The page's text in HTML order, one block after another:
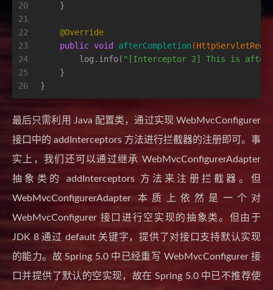
20
21
22
23
24
25
26
    }
@Override
public void afterCompletion
        log.info(
"[Interceptor 2] This is
    }
}
最后只需利用 Java 配置类，通过实现 WebMvcConfigurer
接口中的 addInterceptors 方法进行拦截器的注册即可。事
实上，我们还可以通过继承 WebMvcConfigurerAdapter
抽象类的 addInterceptors 方法来注册拦截器。但
WebMvcConfigurerAdapter 本质上依然是一个对
WebMvcConfigurer 接口进行空实现的抽象类。但由于
JDK 8 通过 default 关键字，提供了对接口支持默认实现
的能力。故 Spring 5.0 中已经重写 WebMvcConfigurer 接
口并提供了默认的空实现，故在 Spring 5.0 中已不推荐使